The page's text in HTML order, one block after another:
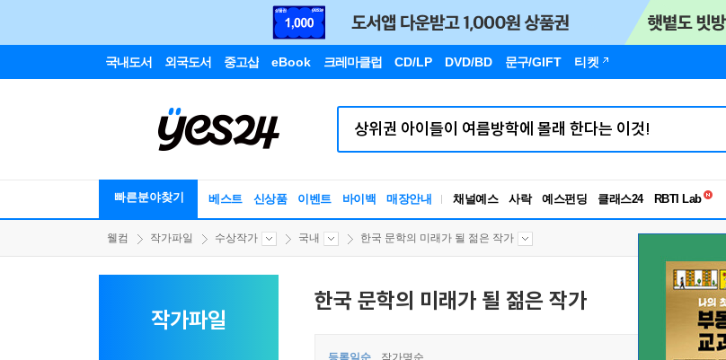
국내도서 외국도서 중고샵 eBook 크레마클럽 CD/LP DVD/BD 문구/GIFT 티켓
빠른분야찾기 베스트 신상품 이벤트 바이백 매장안내 채널예스 사락 예스펀딩 클래스24
독서유형검사
웰컴 작가파일 수상작가 국내 한국 문학의 미래가 될 젊은 작가
작가파일
한국 문학의 미래가 될 젊은 작가
등록일순 작가명순